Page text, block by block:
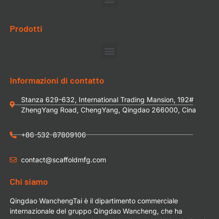
Prodotti
Informazioni di contatto
Stanza 629-632, International Trading Mansion, 192#
ZhengYang Road, ChengYang, Qingdao 266000, Cina
+86-532-87809106
contact@scaffoldmfg.com
Chi siamo
Qingdao WanchengTai è il dipartimento commerciale
internazionale del gruppo Qingdao Wancheng, che ha